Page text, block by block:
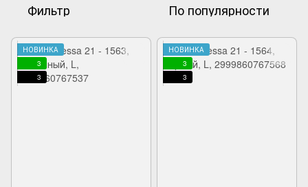
Фильтр По популярности
НОВИНКА
3
3
НОВИНКА
3
3